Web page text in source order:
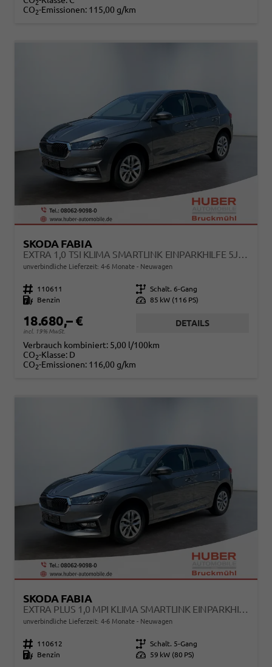
2
CO2-Emissionen: 115,00 g/km
SKODA FABIA
EXTRA 1,0 TSI KLIMA SMARTLINK EINPARKHILFE 5J GARANTIE LED SCHEINWERFER BLUETOOTH
unverbindliche Lieferzeit: 4-6 Monate Neuwagen
Fahrzeugnr. 110611 Getriebe Schalt. 6-Gang
Kraftstoff
Benzin Leistung 85 kW (116 PS)
18.680,– €
incl. 19% MwSt.
DETAILS
Verbrauch kombiniert: 5,00 l/100km
CO2-Klasse: D
CO2-Emissionen: 116,00 g/km
SKODA FABIA
EXTRA PLUS 1,0 MPI KLIMA SMARTLINK EINPARKHILFE 5J GARANTIE LED ALU FELGEN KAMERA SITZHEIZUNG BLUETOOTH
unverbindliche Lieferzeit: 4-6 Monate Neuwagen
Fahrzeugnr. 110612 Getriebe Schalt. 5-Gang
Kraftstoff
Benzin Leistung 59 kW (80 PS)